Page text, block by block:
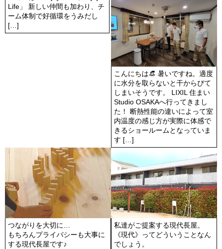
Life」 新しい仲間も加わり、チ
ーム体制で好循環をうみだし
[…]
No.3
こんにちは👒 暑いですね。適度
に水分を取らないと干からびて
しまいそうです。 LIXIL 住まい
Studio OSAKAへ行ってきまし
た！ 断熱性能の違いによって室
内温度の感じ方が実際に体感で
きるショールームとなっていま
す […]
つながりを大切に…
もちろんプライバシーも大事に
する現代長屋です♪
私達がご提案する現代長屋。
《現代》ってどういうことなん
でしょう。